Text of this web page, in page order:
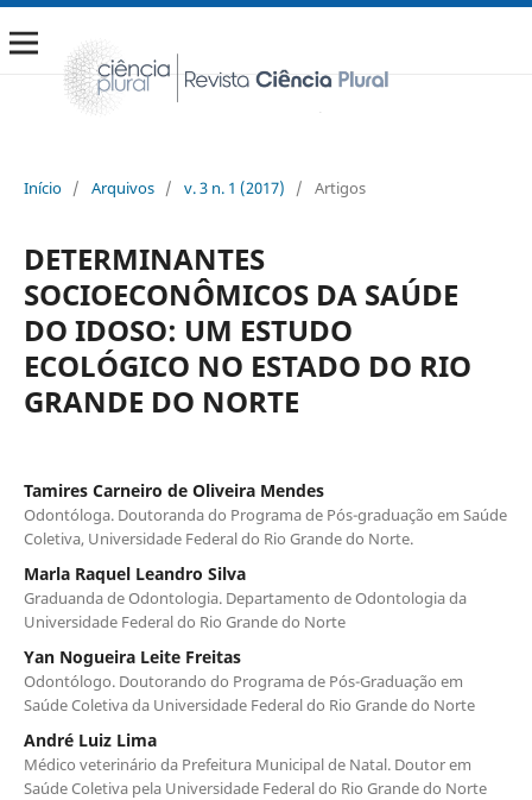
Início / Arquivos / v. 3 n. 1 (2017) / Artigos
DETERMINANTES
SOCIOECONÔMICOS DA SAÚDE
DO IDOSO: UM ESTUDO
ECOLÓGICO NO ESTADO DO RIO
GRANDE DO NORTE
Tamires Carneiro de Oliveira Mendes
Odontóloga. Doutoranda do Programa de Pós-graduação em Saúde
Coletiva, Universidade Federal do Rio Grande do Norte.
Marla Raquel Leandro Silva
Graduanda de Odontologia. Departamento de Odontologia da
Universidade Federal do Rio Grande do Norte
Yan Nogueira Leite Freitas
Odontólogo. Doutorando do Programa de Pós-Graduação em
Saúde Coletiva da Universidade Federal do Rio Grande do Norte
André Luiz Lima
Médico veterinário da Prefeitura Municipal de Natal. Doutor em
Saúde Coletiva pela Universidade Federal do Rio Grande do Norte